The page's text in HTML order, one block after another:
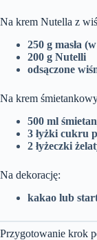
Na krem Nutella z
250 g masła
200 g Nutelli
odsączone
Na krem
500 ml
3 łyżki cukru
2 łyżeczki
Na dekorację:
kakao lub
Przygotowanie krok